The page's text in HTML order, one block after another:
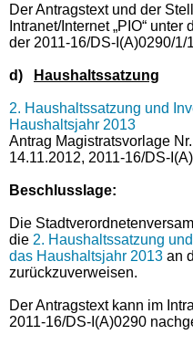
Der Antragstext und der
Intranet/Internet „PIO“
der 2011-16/DS-I(A)0290/
d) Haushaltssatzung
2. Haushaltssatzung und
Haushaltsjahr 2013
Antrag Magistratsvorlage
14.11.2012, 2011-16/DS-
Beschlusslage:
Die
die 2. Haushaltssatzung
das Haushaltsjahr 2013 an
zurückzuverweisen.
Der Antragstext kann im
2011-16/DS-I(A)0290